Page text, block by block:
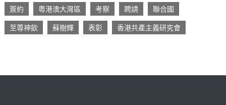
簽約
粵港澳大灣區 考察 聘請
聯合國
至尊神飲
蘇樹輝 表彰 香港共產主義研究會